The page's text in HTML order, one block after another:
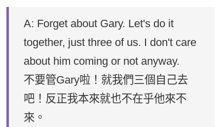
A: Forget about Gary. Let's do it
together, just three of us. I don't care
about him coming or not anyway.
不要管Gary啦！就我們三個自己去
吧！反正我本來就也不在乎他來不
來。